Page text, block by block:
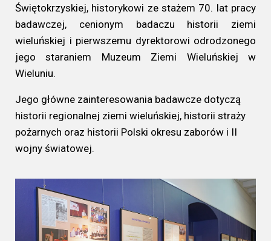
Świętokrzyskiej, historykowi ze stażem 70. lat pracy
badawczej, cenionym badaczu historii ziemi
wieluńskiej i pierwszemu dyrektorowi odrodzonego
jego staraniem Muzeum Ziemi Wieluńskiej w
Wieluniu.
Jego główne zainteresowania badawcze dotyczą
historii regionalnej ziemi wieluńskiej, historii straży
pożarnych oraz historii Polski okresu zaborów i II
wojny światowej.